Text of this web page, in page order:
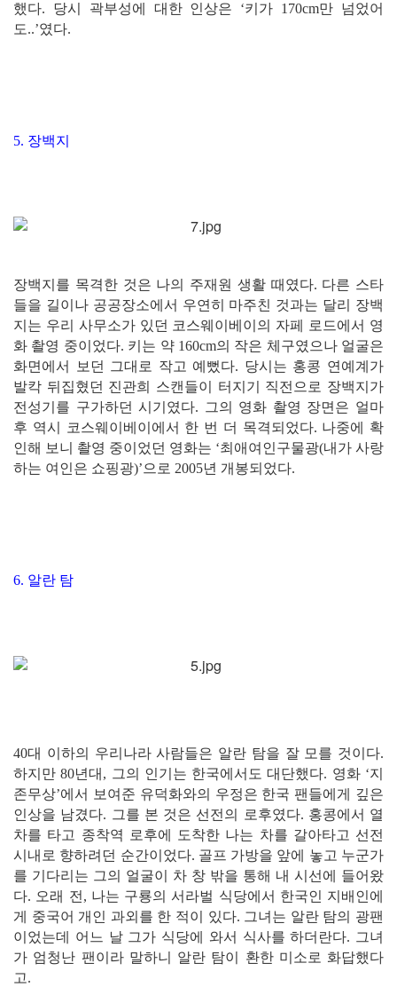
했다. 당시 곽부성에 대한 인상은 ‘키가 170cm만 넘었어
도..’였다.
5. 장백지
장백지를 목격한 것은 나의 주재원 생활 때였다. 다른 스타
들을 길이나 공공장소에서 우연히 마주친 것과는 달리 장백
지는 우리 사무소가 있던 코스웨이베이의 자페 로드에서 영
화 촬영 중이었다. 키는 약 160cm의 작은 체구였으나 얼굴은
화면에서 보던 그대로 작고 예뻤다. 당시는 홍콩 연예계가
발칵 뒤집혔던 진관희 스캔들이 터지기 직전으로 장백지가
전성기를 구가하던 시기였다. 그의 영화 촬영 장면은 얼마
후 역시 코스웨이베이에서 한 번 더 목격되었다. 나중에 확
인해 보니 촬영 중이었던 영화는 ‘최애여인구물광(내가 사랑
하는 여인은 쇼핑광)’으로 2005년 개봉되었다.
6. 알란 탐
40대 이하의 우리나라 사람들은 알란 탐을 잘 모를 것이다.
하지만 80년대, 그의 인기는 한국에서도 대단했다. 영화 ‘지
존무상’에서 보여준 유덕화와의 우정은 한국 팬들에게 깊은
인상을 남겼다. 그를 본 것은 선전의 로후였다. 홍콩에서 열
차를 타고 종착역 로후에 도착한 나는 차를 갈아타고 선전
시내로 향하려던 순간이었다. 골프 가방을 앞에 놓고 누군가
를 기다리는 그의 얼굴이 차 창 밖을 통해 내 시선에 들어왔
다. 오래 전, 나는 구룡의 서라벌 식당에서 한국인 지배인에
게 중국어 개인 과외를 한 적이 있다. 그녀는 알란 탐의 광팬
이었는데 어느 날 그가 식당에 와서 식사를 하더란다. 그녀
가 엄청난 팬이라 말하니 알란 탐이 환한 미소로 화답했다
고.